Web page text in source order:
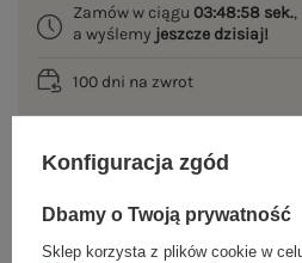
Zamów w ciągu 03:48:57 sek.,
a wyślemy jeszcze dzisiaj!
100 dni na zwrot
GŁÓWNE PARAMETRY
Konfiguracja zgód
Dbamy o Twoją prywatność
Sklep korzysta z plików cookie w